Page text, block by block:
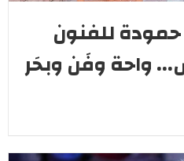
حمودة للفنون
واحة وفَن وبحَر